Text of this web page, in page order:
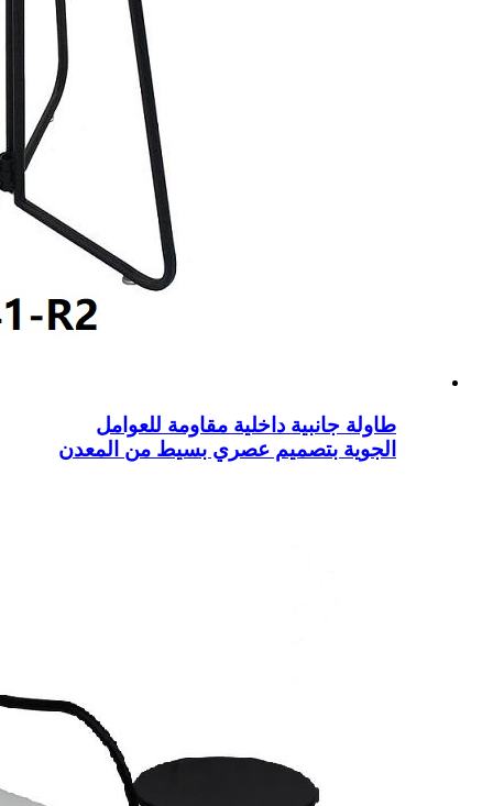
طاولة جانبية داخلية مقاومة للعوامل
الجوية بتصميم عصري بسيط من المعدن